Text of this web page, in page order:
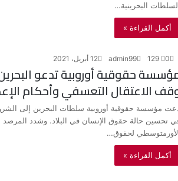
البحرينية…
أكمل القراءة »
admin99 12 أبريل، 2021 0
حقوقية أوروبية تدعو
الاعتقال التعسفي وأحكام
مؤسسة حقوقية أوروبية سلطات البحرين إلى
تحسين حالة حقوق الإنسان في البلاد. وشدد المرصد
لحقوق…
أكمل القراءة »